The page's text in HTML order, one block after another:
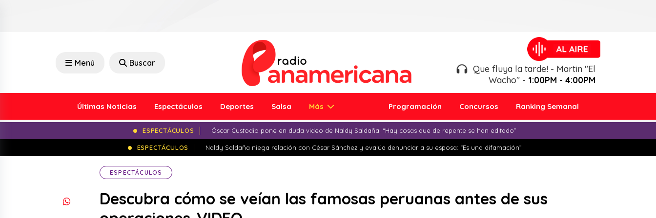
Menú Buscar
Que fluya la tarde! - Martin "El
Wacho" - 1:00PM - 4:00PM
Últimas Noticias Espectáculos Deportes Salsa Más Programación Concursos Ranking Semanal
ESPECTÁCULOS Óscar Custodio pone en duda video de Naldy Saldaña: “Hay cosas que de repente se han editado”
ESPECTÁCULOS Naldy Saldaña niega relación con César Sánchez y evalúa denunciar a su esposa: “Es una difamación”
ESPECTÁCULOS
Descubra cómo se veían las famosas peruanas antes de sus